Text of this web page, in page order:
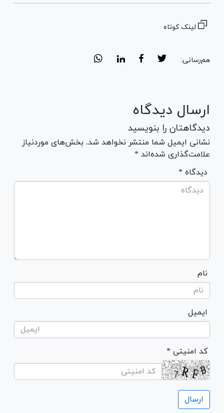
لینک کوتاه
هم‌رسانی:
ارسال دیدگاه
دیدگاهتان را بنویسید
نشانی ایمیل شما منتشر نخواهد شد. بخش‌های موردنیاز
علامت‌گذاری شده‌اند *
* دیدگاه
نام
ایمیل
* کد امنیتی